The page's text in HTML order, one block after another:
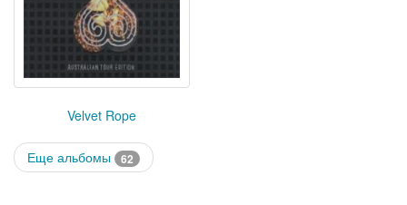
Velvet Rope
Еще альбомы 62